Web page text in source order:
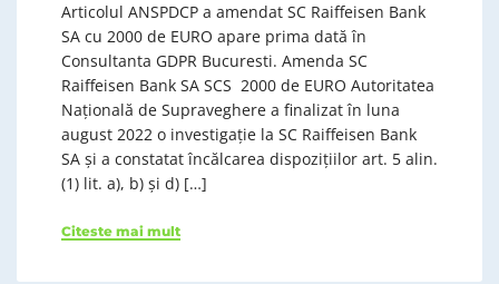
Articolul ANSPDCP a amendat SC Raiffeisen Bank
SA cu 2000 de EURO apare prima dată în
Consultanta GDPR Bucuresti. Amenda SC
Raiffeisen Bank SA SCS 2000 de EURO Autoritatea
Națională de Supraveghere a finalizat în luna
august 2022 o investigație la SC Raiffeisen Bank
SA și a constatat încălcarea dispozițiilor art. 5 alin.
(1) lit. a), b) și d) […]
Citeste mai mult